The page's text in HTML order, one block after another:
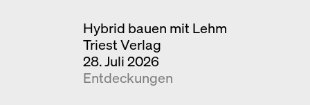
Hybrid bauen mit Lehm
Triest Verlag
28. Juli 2026
Entdeckungen